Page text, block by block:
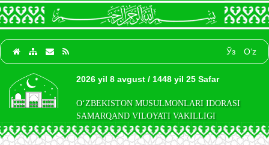
Ўз O‘z
2026 yil 8 avgust / 1448 yil 25 Safar
O‘ZBEKISTON MUSULMONLARI IDORASI
SAMARQAND VILOYATI VAKILLIGI